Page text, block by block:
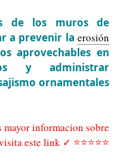
de los muros de
a prevenir la erosión
aprovechables en
y administrar
ornamentales
informacion sobre
este link ✓ ⭐⭐⭐⭐⭐